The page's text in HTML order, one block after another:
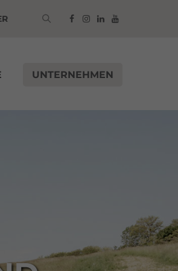
UNTERNEHMEN